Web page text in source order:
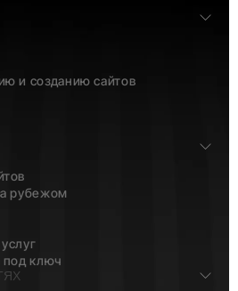
и созданию сайтов
рубежом
под ключ